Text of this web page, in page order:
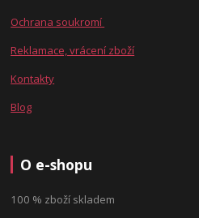
Ochrana soukromí
Reklamace, vrácení zboží
Kontakty
Blog
O e-shopu
100 % zboží skladem